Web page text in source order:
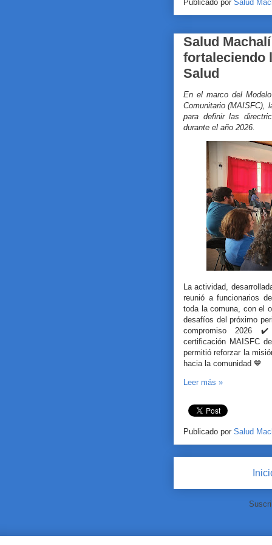
Publicado por Salud
Salud
fortaleciendo
Salud
En el marco del
Comunitario (MAISFC),
para definir las
durante el año 2026.
La actividad,
reunió a funcionarios
toda la comuna, con el
desafíos del próximo
compromiso 2026
certificación MAISFC
permitió reforzar la
hacia la comunidad 💙
Leer más »
Publicado por Salud